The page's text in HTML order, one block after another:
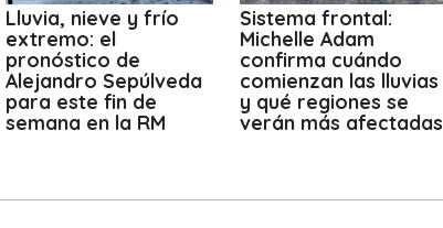
Lluvia, nieve y frío
extremo: el
pronóstico de
Alejandro Sepúlveda
para este fin de
semana en la RM
Sistema frontal:
Michelle Adam
confirma cuándo
comienzan las lluvias
y qué regiones se
verán más afectadas